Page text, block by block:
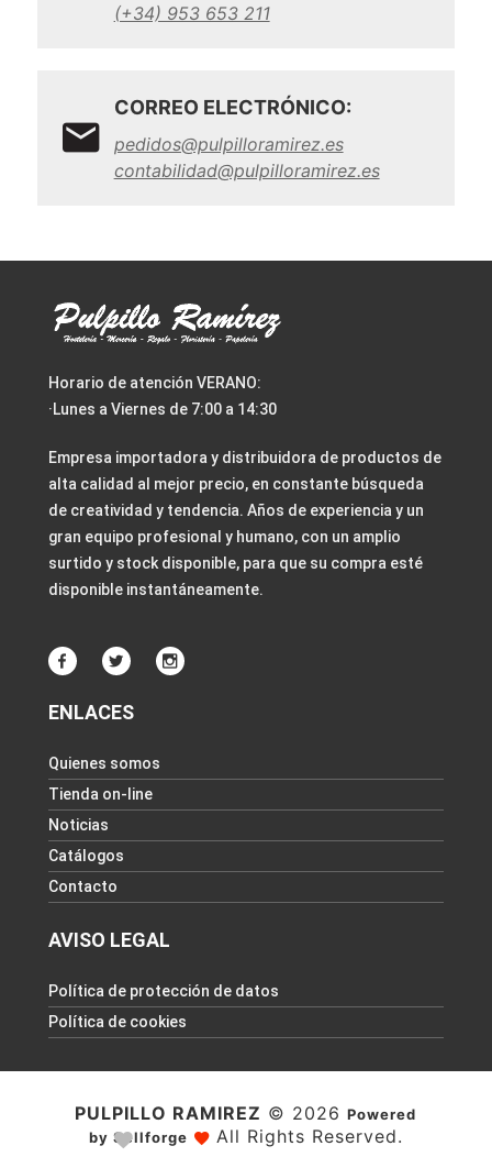
(+34) 953 653 211
CORREO ELECTRÓNICO:
pedidos@pulpilloramirez.es
contabilidad@pulpilloramirez.es
Horario de atención VERANO:
·Lunes a Viernes de 7:00 a 14:30
Empresa importadora y distribuidora de productos de
alta calidad al mejor precio, en constante búsqueda
de creatividad y tendencia. Años de experiencia y un
gran equipo profesional y humano, con un amplio
surtido y stock disponible, para que su compra esté
disponible instantáneamente.
ENLACES
Quienes somos
Tienda on-line
Noticias
Catálogos
Contacto
AVISO LEGAL
Política de protección de datos
Política de cookies
PULPILLO RAMIREZ © 2026Powered
by Sellforge
All Rights Reserved.